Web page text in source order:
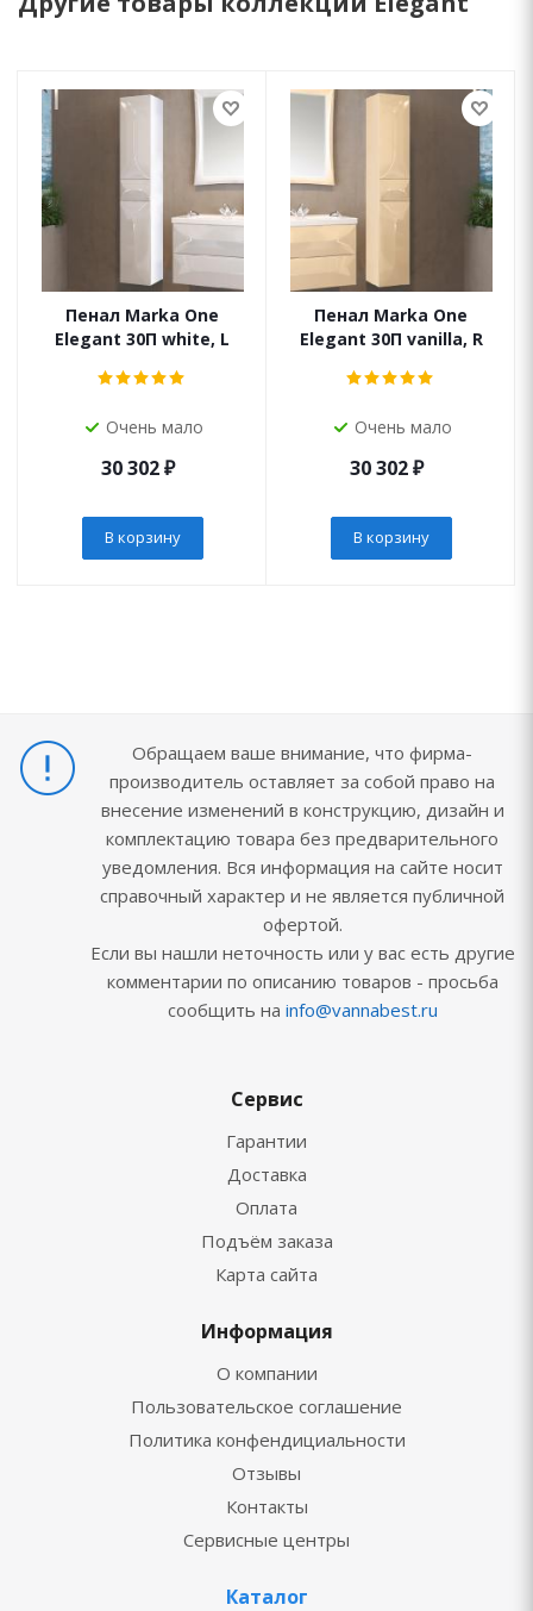
Пенал Marka One
Elegant 30П white, L
Очень мало
30 302₽
В корзину
Пенал Marka One
Elegant 30П vanilla, R
Очень мало
30 302₽
В корзину
Обращаем ваше внимание, что фирма-
производитель оставляет за собой право на
внесение изменений в конструкцию, дизайн и
комплектацию товара без предварительного
уведомления. Вся информация на сайте носит
справочный характер и не является публичной
офертой.
Если вы нашли неточность или у вас есть другие
комментарии по описанию товаров - просьба
сообщить на info@vannabest.ru
Сервис
Гарантии
Доставка
Оплата
Подъём заказа
Карта сайта
Информация
О компании
Пользовательское соглашение
Политика конфендициальности
Отзывы
Контакты
Сервисные центры
Каталог